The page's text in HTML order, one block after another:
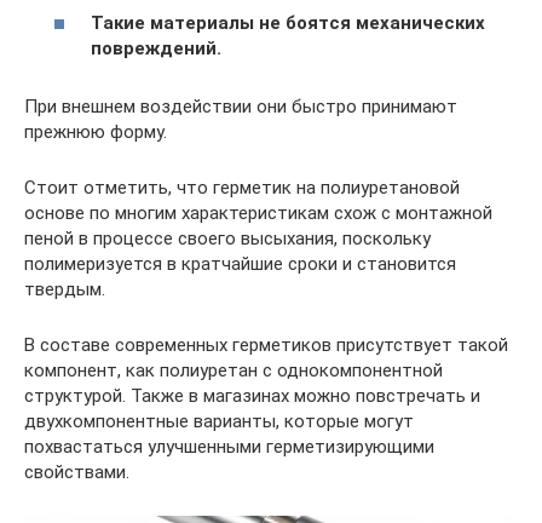
Такие материалы не боятся механических
повреждений.
При внешнем воздействии они быстро принимают
прежнюю форму.
Стоит отметить, что герметик на полиуретановой
основе по многим характеристикам схож с монтажной
пеной в процессе своего высыхания, поскольку
полимеризуется в кратчайшие сроки и становится
твердым.
В составе современных герметиков присутствует такой
компонент, как полиуретан с однокомпонентной
структурой. Также в магазинах можно повстречать и
двухкомпонентные варианты, которые могут
похвастаться улучшенными герметизирующими
свойствами.